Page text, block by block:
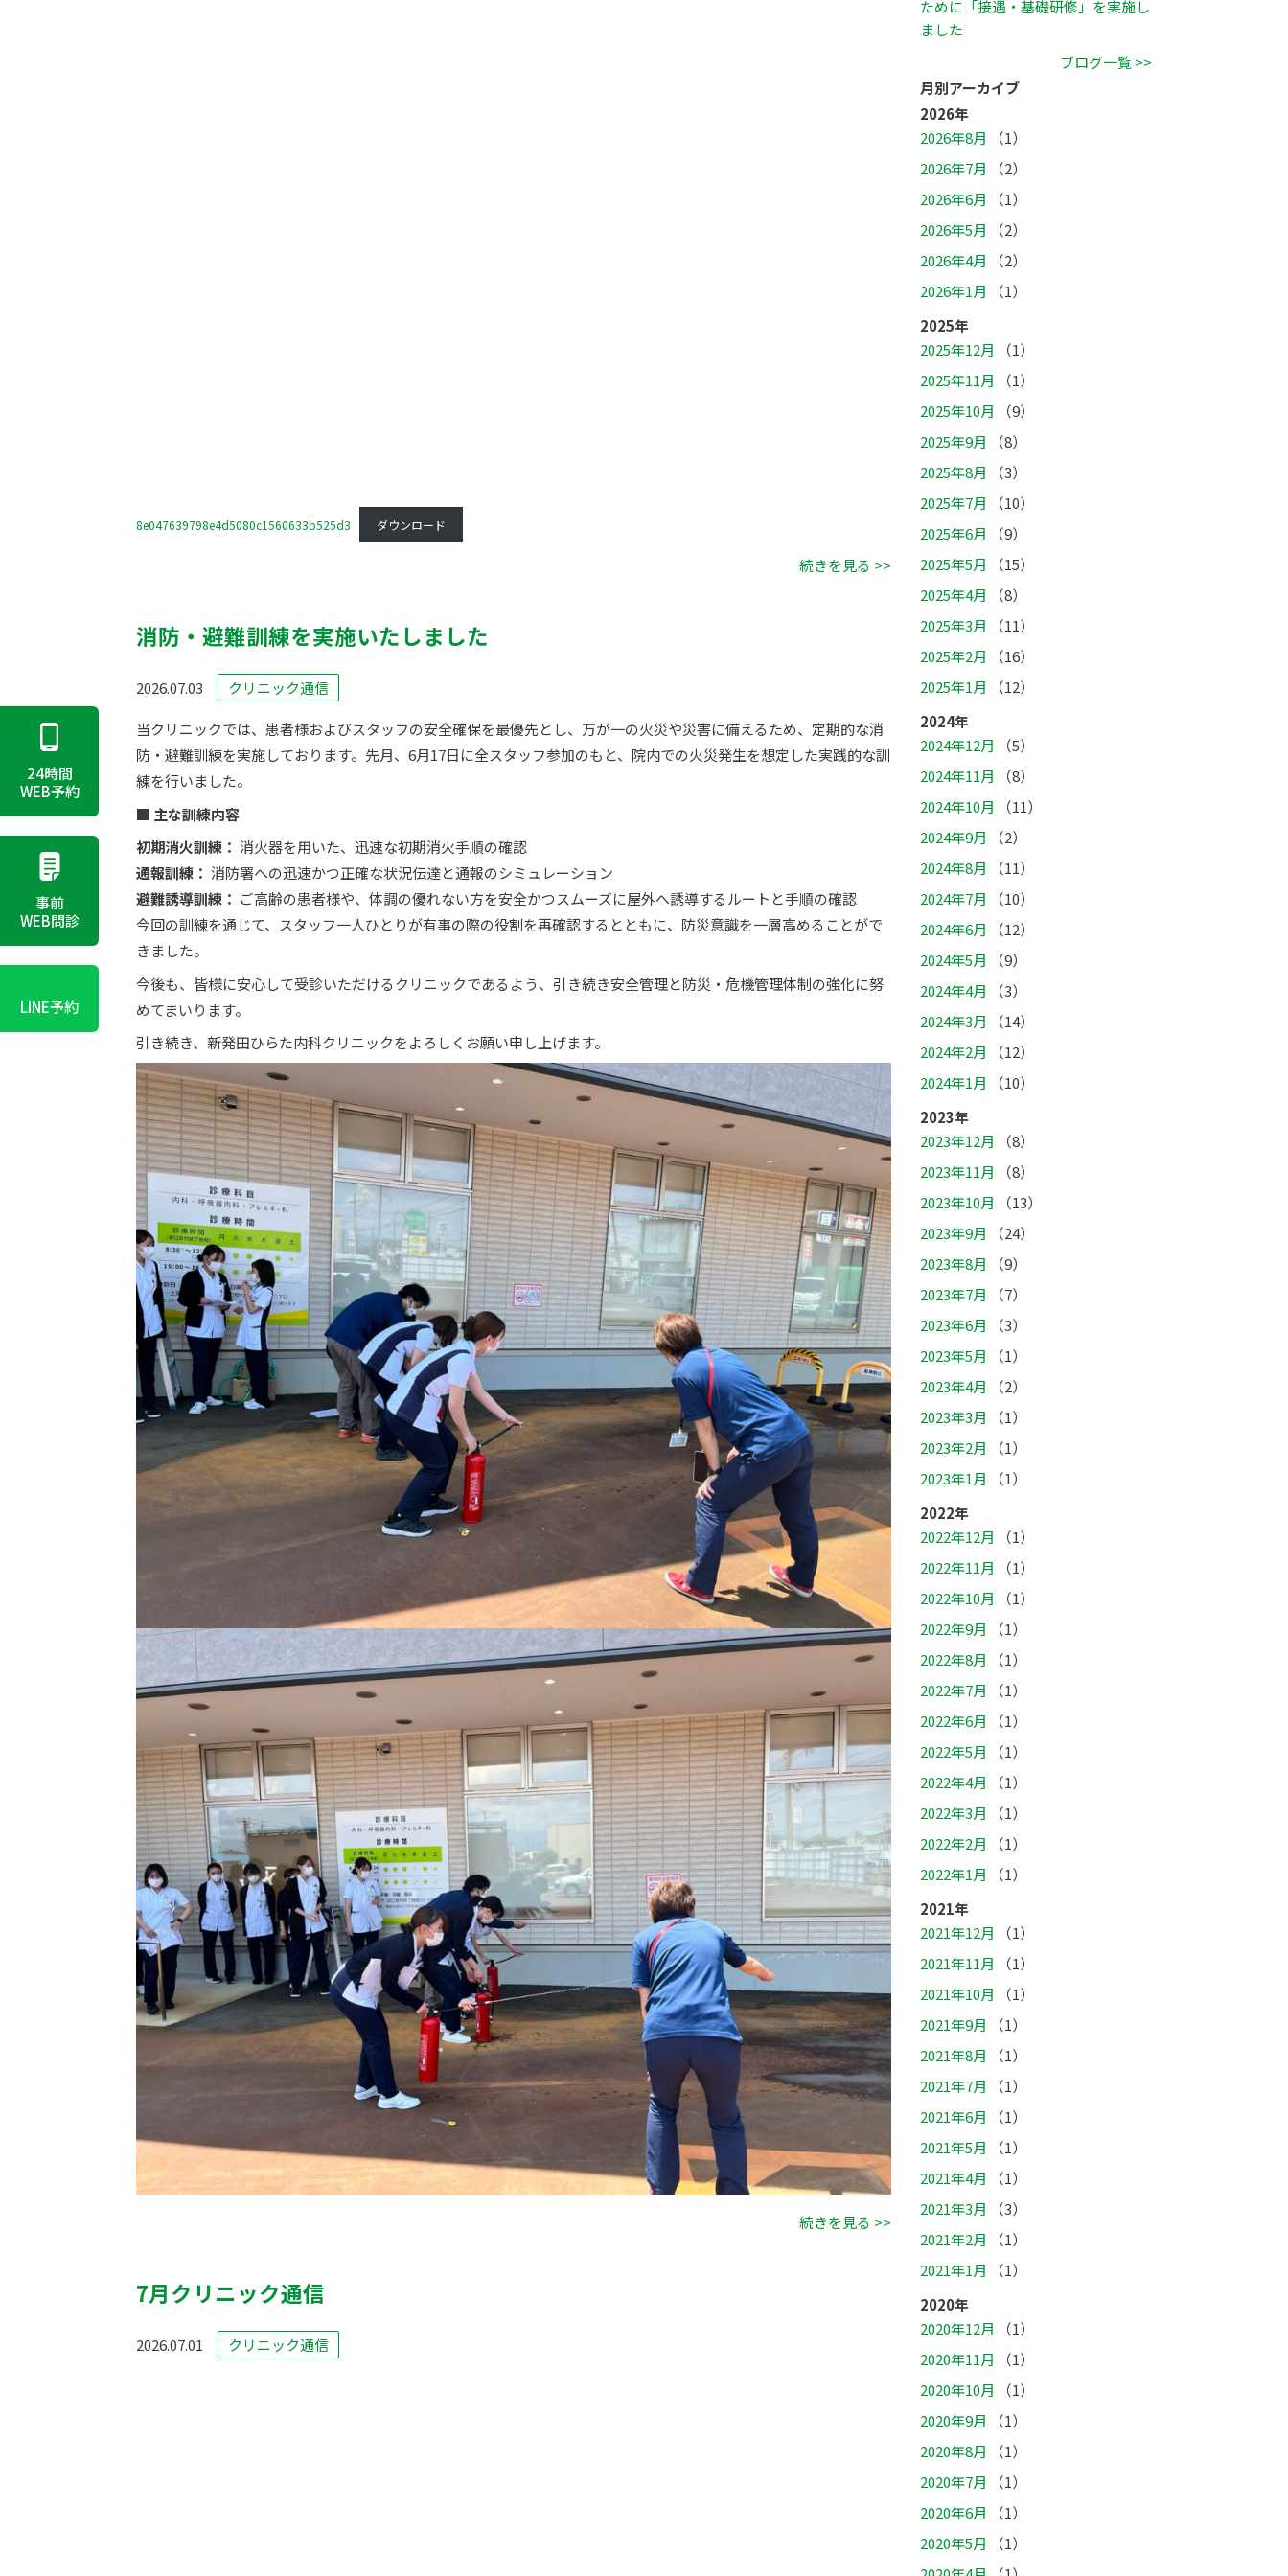
8e047639798e4d5080c1560633b525d3 ダウンロード
続きを見る >>
消防・避難訓練を実施いたしました
2026.07.03 クリニック通信
当クリニックでは、患者様およびスタッフの安全確保を最優先とし、万が一の火災や災害に備えるため、定期的な消
防・避難訓練を実施しております。先月、6月17日に全スタッフ参加のもと、院内での火災発生を想定した実践的な訓
練を行いました。
■ 主な訓練内容
初期消火訓練： 消火器を用いた、迅速な初期消火手順の確認
通報訓練： 消防署への迅速かつ正確な状況伝達と通報のシミュレーション
避難誘導訓練： ご高齢の患者様や、体調の優れない方を安全かつスムーズに屋外へ誘導するルートと手順の確認
今回の訓練を通じて、スタッフ一人ひとりが有事の際の役割を再確認するとともに、防災意識を一層高めることがで
きました。
今後も、皆様に安心して受診いただけるクリニックであるよう、引き続き安全管理と防災・危機管理体制の強化に努
めてまいります。
引き続き、新発田ひらた内科クリニックをよろしくお願い申し上げます。
続きを見る >>
7月クリニック通信
2026.07.01 クリニック通信
ために「接遇・基礎研修」を実施し
ました
ブログ一覧 >>
月別アーカイブ
2026年
2026年8月
（1）
2026年7月
（2）
2026年6月
（1）
2026年5月
（2）
2026年4月
（2）
2026年1月
（1）
2025年
2025年12月
（1）
2025年11月
（1）
2025年10月
（9）
2025年9月
（8）
2025年8月
（3）
2025年7月
（10）
2025年6月
（9）
2025年5月
（15）
2025年4月
（8）
2025年3月
（11）
2025年2月
（16）
2025年1月
（12）
2024年
2024年12月
（5）
2024年11月
（8）
2024年10月
（11）
2024年9月
（2）
2024年8月
（11）
2024年7月
（10）
2024年6月
（12）
2024年5月
（9）
2024年4月
（3）
2024年3月
（14）
2024年2月
（12）
2024年1月
（10）
2023年
2023年12月
（8）
2023年11月
（8）
2023年10月
（13）
2023年9月
（24）
2023年8月
（9）
2023年7月
（7）
2023年6月
（3）
2023年5月
（1）
2023年4月
（2）
2023年3月
（1）
2023年2月
（1）
2023年1月
（1）
2022年
2022年12月
（1）
2022年11月
（1）
2022年10月
（1）
2022年9月
（1）
2022年8月
（1）
2022年7月
（1）
2022年6月
（1）
2022年5月
（1）
2022年4月
（1）
2022年3月
（1）
2022年2月
（1）
2022年1月
（1）
2021年
2021年12月
（1）
2021年11月
（1）
2021年10月
（1）
2021年9月
（1）
2021年8月
（1）
2021年7月
（1）
2021年6月
（1）
2021年5月
（1）
2021年4月
（1）
2021年3月
（3）
2021年2月
（1）
2021年1月
（1）
2020年
2020年12月
（1）
2020年11月
（1）
2020年10月
（1）
2020年9月
（1）
2020年8月
（1）
2020年7月
（1）
2020年6月
（1）
2020年5月
（1）
24時間
WEB予約
事前
WEB問診
LINE予約